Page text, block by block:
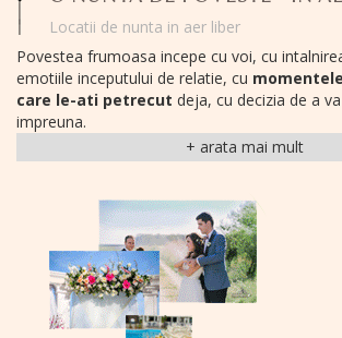
Locatii de nunta in aer liber
Povestea frumoasa incepe cu voi, cu
emotiile inceputului de relatie, cu
care le-ati petrecut deja, cu decizia de a
impreuna.
Si ea continua acum cu un moment frumos,
Pentru voi am creatlocatiile de
in mijlocul naturiicu elemente naturale
poveste.
Orice copil intrebat va descrie olocatie
mijlocul naturii,in padure,